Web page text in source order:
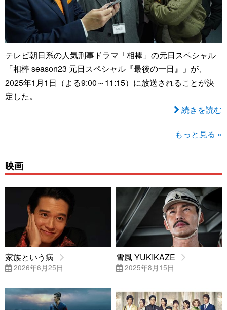
テレビ朝日系の人気刑事ドラマ「相棒」の元日スペシャル
「相棒 season23 元日スペシャル『最後の一日』」が、
2025年1月1日（よる9:00～11:15）に放送されることが決
定した。
続きを読む
もっと見る »
映画
家族という病
2026年6月25日
雪風 YUKIKAZE
2025年8月15日